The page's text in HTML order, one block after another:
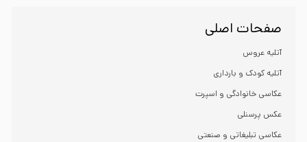
صفحات اصلی
آتلیه عروس
آتلیه کودک و بارداری
عکاسی خانوادگی و اسپرت
عکس پرسنلی
عکاسی تبلیغاتی و صنعتی